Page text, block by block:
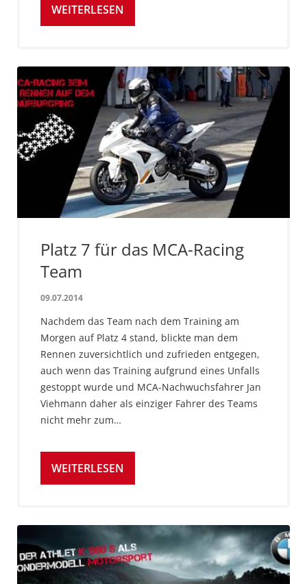
WEITERLESEN
Platz 7 für das MCA-Racing
Team
09.07.2014
Nachdem das Team nach dem Training am
Morgen auf Platz 4 stand, blickte man dem
Rennen zuversichtlich und zufrieden entgegen,
auch wenn das Training aufgrund eines Unfalls
gestoppt wurde und MCA-Nachwuchsfahrer Jan
Viehmann daher als einziger Fahrer des Teams
nicht mehr zum…
WEITERLESEN